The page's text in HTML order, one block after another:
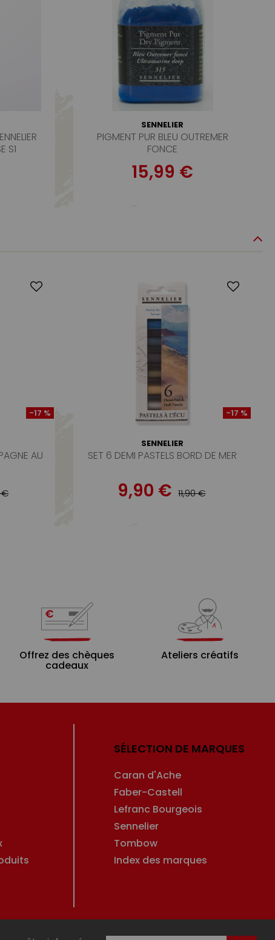
S1
SENNELIER
PIGMENT PUR BLEU OUTREMER
FONCE
15,99 €
-17 %
AU
€
-17 %
SENNELIER
SET 6 DEMI PASTELS BORD DE MER
9,90 € 11,90 €
Offrez des chèques
cadeaux
Ateliers créatifs
SÉLECTION DE MARQUES
Caran d'Ache
Faber-Castell
Lefranc Bourgeois
Sennelier
Tombow
Index des marques